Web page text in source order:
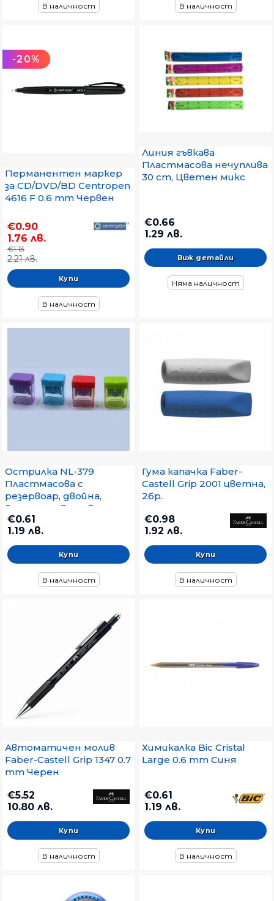
В наличност В наличност
-20%
Перманентен маркер
за CD/DVD/BD Centropen
4616 F 0.6 mm Червен
€0.90
1.76 лв.
€1.13
2.21 лв.
В наличност
Линия гъвкава
Пластмасова нечуплива
30 cm, Цветен микс
€0.66
1.29 лв.
Виж детайли
Няма наличност
Острилка NL-379
Пластмасова с
резервоар, двойна,
Различни цветове
€0.61
1.19 лв.
В наличност
Гума капачка Faber-
Castell Grip 2001 цветна,
2бр.
€0.98
1.92 лв.
В наличност
Автоматичен молив
Faber-Castell Grip 1347 0.7
mm Черен
€5.52
10.80 лв.
В наличност
Химикалка Bic Cristal
Large 0.6 mm Синя
€0.61
1.19 лв.
В наличност